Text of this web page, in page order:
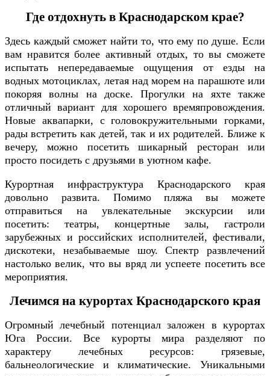
Где отдохнуть в Краснодарском крае?
Здесь каждый сможет найти то, что ему по душе. Если
вам нравится более активный отдых, то вы сможете
испытать непередаваемые ощущения от езды на
водных мотоциклах, летая над морем на парашюте или
покоряя волны на доске. Прогулки на яхте также
отличный вариант для хорошего времяпровождения.
Новые аквапарки, с головокружительными горками,
рады встретить как детей, так и их родителей. Ближе к
вечеру, можно посетить шикарный ресторан или
просто посидеть с друзьями в уютном кафе.
Курортная инфраструктура Краснодарского края
довольно развита. Помимо пляжа вы можете
отправиться на увлекательные экскурсии или
посетить: театры, концертные залы, гастроли
зарубежных и российских исполнителей, фестивали,
дискотеки, незабываемые шоу. Спектр развлечений
настолько велик, что вы вряд ли успеете посетить все
мероприятия.
Лечимся на курортах Краснодарского края
Огромный лечебный потенциал заложен в курортах
Юга России. Все курорты мира разделяют по
характеру лечебных ресурсов: грязевые,
бальнеологические и климатические. Уникальными